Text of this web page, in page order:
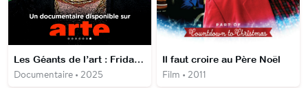
Les Géants de l’art : Frida Kahlo
Documentaire • 2025
Il faut croire au Père Noël
Film • 2011